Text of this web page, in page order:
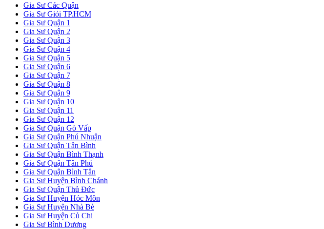
Gia Sư Các Quận
Gia Sư Giỏi TP.HCM
Gia Sư Quận 1
Gia Sư Quận 2
Gia Sư Quận 3
Gia Sư Quận 4
Gia Sư Quận 5
Gia Sư Quận 6
Gia Sư Quận 7
Gia Sư Quận 8
Gia Sư Quận 9
Gia Sư Quận 10
Gia Sư Quận 11
Gia Sư Quận 12
Gia Sư Quận Gò Vấp
Gia Sư Quận Phú Nhuận
Gia Sư Quận Tân Bình
Gia Sư Quận Bình Thạnh
Gia Sư Quận Tân Phú
Gia Sư Quận Bình Tân
Gia Sư Huyện Bình Chánh
Gia Sư Quận Thủ Đức
Gia Sư Huyện Hóc Môn
Gia Sư Huyện Nhà Bè
Gia Sư Huyện Củ Chi
Gia Sư Bình Dương